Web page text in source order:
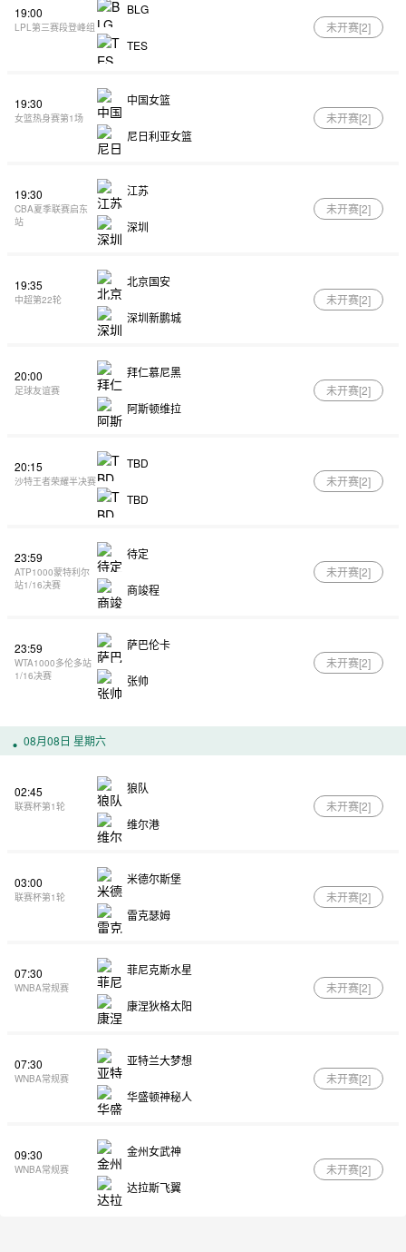
19:00
LPL第三赛段登峰组
BLG
TES
未开赛[2]
19:30
女篮热身赛第1场
中国女篮
尼日利亚女篮
未开赛[2]
19:30
CBA夏季联赛启东
站
江苏
深圳
未开赛[2]
19:35
中超第22轮
北京国安
深圳新鹏城
未开赛[2]
20:00
足球友谊赛
拜仁慕尼黑
阿斯顿维拉
未开赛[2]
20:15
沙特王者荣耀半决赛
TBD
TBD
未开赛[2]
23:59
ATP1000蒙特利尔
站1/16决赛
待定
商竣程
未开赛[2]
23:59
WTA1000多伦多站
1/16决赛
萨巴伦卡
张帅
未开赛[2]
08月08日 星期六
02:45
联赛杯第1轮
狼队
维尔港
未开赛[2]
03:00
联赛杯第1轮
米德尔斯堡
雷克瑟姆
未开赛[2]
07:30
WNBA常规赛
菲尼克斯水星
康涅狄格太阳
未开赛[2]
07:30
WNBA常规赛
亚特兰大梦想
华盛顿神秘人
未开赛[2]
09:30
WNBA常规赛
金州女武神
达拉斯飞翼
未开赛[2]